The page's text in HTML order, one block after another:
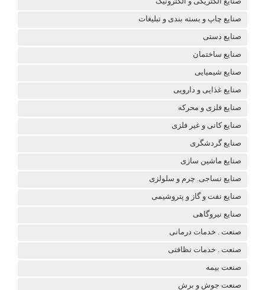
صنایع چاپ و بسته بندی و تبلیغات
صنایع دستی
صنایع ساختمان
صنایع شیمیایی
صنایع غذایی و دارویی
صنایع فلزی و محرکه
صنایع کانی و غیر فلزی
صنایع گردشگری
صنایع ماشین سازی
صنایع نساجی. چرم و سلولزی
صنایع نفت و گاز و پتروشیمی
صنایع نیروگاهی
صنعت . خدمات درمانی
صنعت . خدمات نظافتی
صنعت بیمه
صنعت جوش و برش